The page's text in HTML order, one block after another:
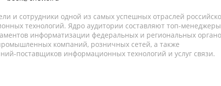
и сотрудники одной из самых успешных отраслей
технологий. Ядро аудитории составляют топ-
информатизации федеральных и региональных
компаний, розничных сетей, а также
поставщиков информационных технологий и услуг связи.